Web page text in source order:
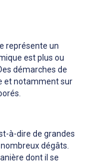
représente un
est plus ou
démarches de
et notamment sur
à-dire de grandes
dégâts.
dont il se